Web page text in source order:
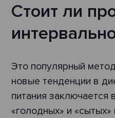
Стоит ли
Это популярный
новые тенденции в
питания заключается
«голодных» и